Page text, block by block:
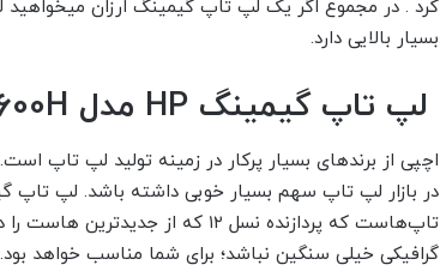
بسیار بالایی دارد.
لپ تاپ گیمینگ HP مدل Victus 15-fb0 5600H
اچپی از برندهای بسیار پرکار در زمینه تولید لپ تاپ
تاپ‌هاست که پردازنده نسل ۱۲ که
گرافیکی خیلی سنگین نباشد؛ برای شما مناسب خواهد